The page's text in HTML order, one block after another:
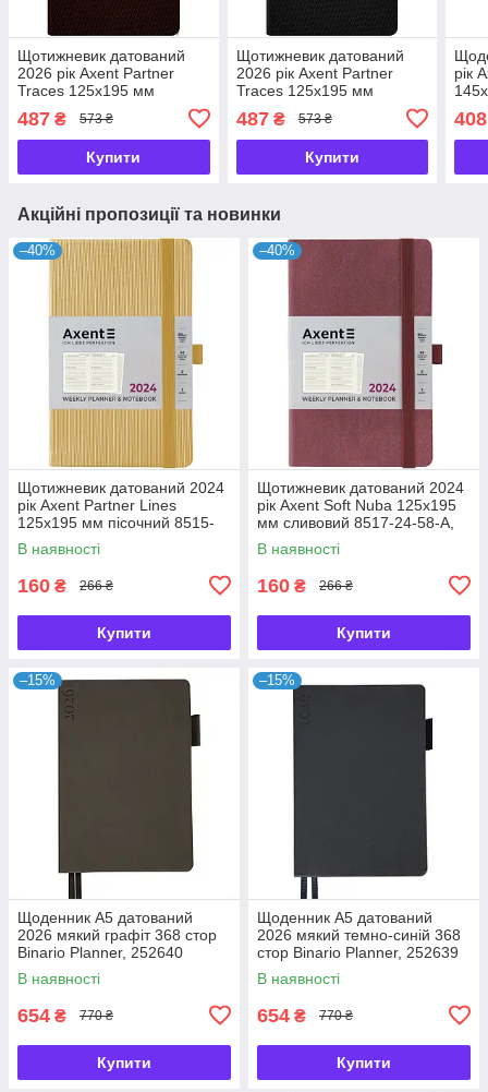
Щотижневик датований
2026 рік Axent Partner
Traces 125х195 мм
коричневий 8526-26-3-A,
72760
487 ₴ 573 ₴
Купити
Щотижневик датований
2026 рік Axent Partner
Traces 125х195 мм
72758
487₴ 573 ₴
Купити
рік
408
Акційні пропозиції та новинки
–40%
Щотижневик датований 2024
рік Axent Partner Lines
125х195 мм пісочний 8515-
24-53-A, 65647
В наявності
160 ₴ 266 ₴
Купити
–40%
Щотижневик датований 2024
рік Axent Soft Nuba 125х195
мм сливовий 8517-24-58-A,
65653
В наявності
160 ₴ 266 ₴
Купити
–15%
Щоденник А5 датований
2026 мякий графіт 368 стор
Binario Planner, 252640
В наявності
654 ₴ 770 ₴
Купити
–15%
Щоденник А5 датований
2026 мякий темно-синій 368
стор Binario Planner, 252639
В наявності
654 ₴ 770 ₴
Купити